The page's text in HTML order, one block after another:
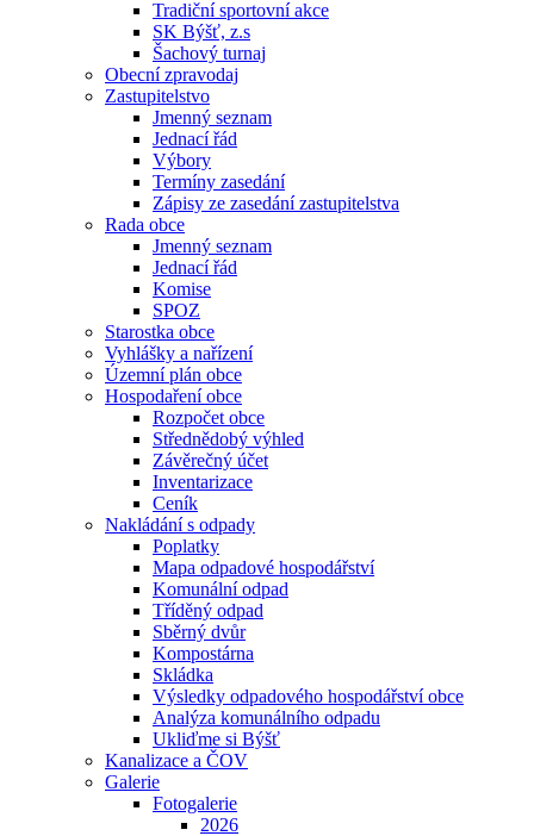
Tradiční sportovní akce
SK Býšť, z.s
Šachový turnaj
Obecní zpravodaj
Zastupitelstvo
Jmenný seznam
Jednací řád
Výbory
Termíny zasedání
Zápisy ze zasedání zastupitelstva
Rada obce
Jmenný seznam
Jednací řád
Komise
SPOZ
Starostka obce
Vyhlášky a nařízení
Územní plán obce
Hospodaření obce
Rozpočet obce
Střednědobý výhled
Závěrečný účet
Inventarizace
Ceník
Nakládání s odpady
Poplatky
Mapa odpadové hospodářství
Komunální odpad
Tříděný odpad
Sběrný dvůr
Kompostárna
Skládka
Výsledky odpadového hospodářství obce
Analýza komunálního odpadu
Ukliďme si Býšť
Kanalizace a ČOV
Galerie
Fotogalerie
2026